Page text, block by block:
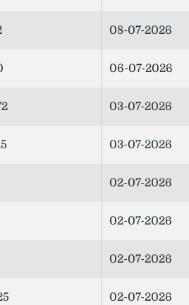
08-07-2026
06-07-2026
03-07-2026
03-07-2026
02-07-2026
02-07-2026
02-07-2026
02-07-2026